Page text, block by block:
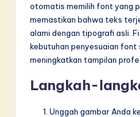
otomatis memilih font yang
memastikan bahwa teks
alami dengan tipografi asli.
kebutuhan penyesuaian font
meningkatkan tampilan
Langkah-
Unggah gambar Anda